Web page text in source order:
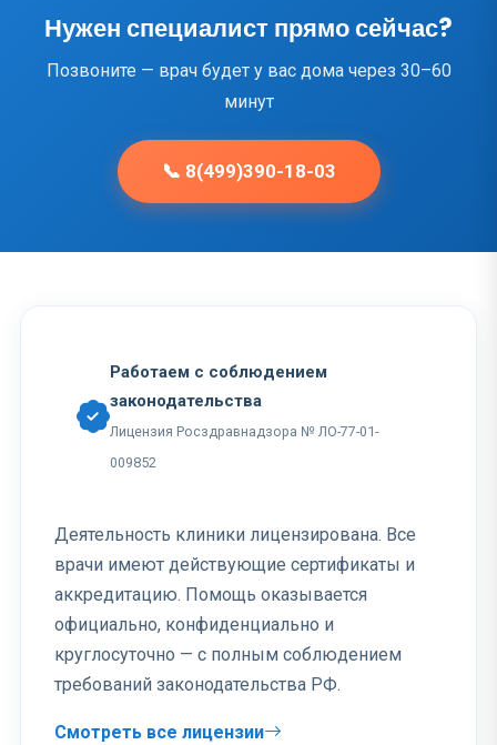
Нужен специалист прямо сейчас?
Позвоните — врач будет у вас дома через 30–60
минут
📞 8(499)390-18-03
Работаем с соблюдением
законодательства
Лицензия Росздравнадзора № ЛО-77-01-
009852
Деятельность клиники лицензирована. Все
врачи имеют действующие сертификаты и
аккредитацию. Помощь оказывается
официально, конфиденциально и
круглосуточно — с полным соблюдением
требований законодательства РФ.
Смотреть все лицензии